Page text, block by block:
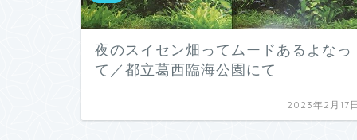
夜のスイセン畑ってムードあるよなっ
て／都立葛西臨海公園にて
2023年2月17